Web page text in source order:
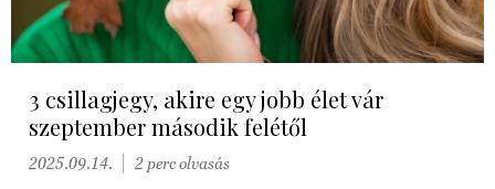
3 csillagjegy, akire egy jobb élet vár
szeptember második felétől
2025.09.14. 2 perc olvasás